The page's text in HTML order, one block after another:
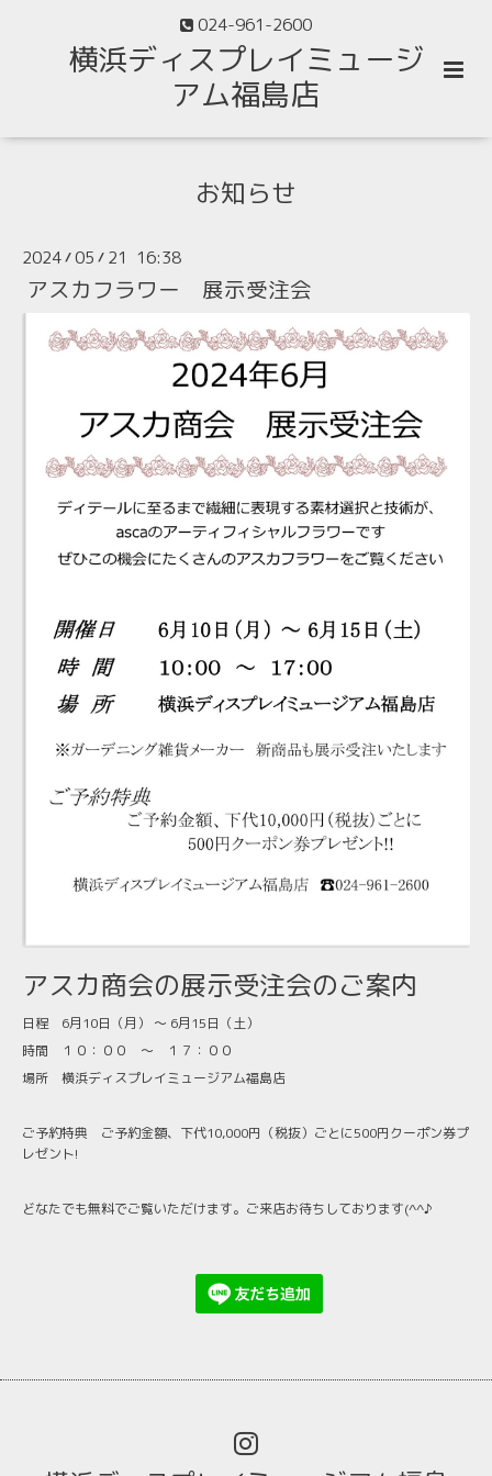
024-961-2600
横浜ディスプレイミュージ
アム福島店
お知らせ
2024/05 / 21 16:38
アスカフラワー 展示受注会
アスカ商会の展示受注会のご案内
日程 6月10日（月） ～ 6月15日（土）
時間 １０：００ ～ １７：００
場所 横浜ディスプレイミュージアム福島店
ご予約特典 ご予約金額、下代10,000円（税抜）ごとに500円クーポン券プ
レゼント!
どなたでも無料でご覧いただけます。ご来店お待ちしております(^^♪